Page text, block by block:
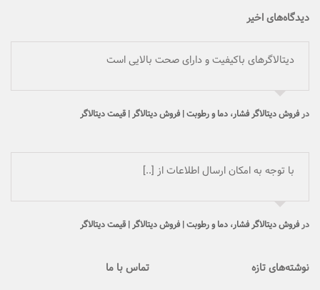
دیدگاه‌های اخیر
دیتالاگرهای باکیفیت و دارای صحت بالایی است
درفروش دیتالاگر فشار، دما و رطوبت | فروش دیتالاگر | قیمت دیتالاگر
با توجه به امکان ارسال اطلاعات از [..]
درفروش دیتالاگر فشار، دما و رطوبت | فروش دیتالاگر | قیمت دیتالاگر
نوشته‌های تازه
تماس با ما